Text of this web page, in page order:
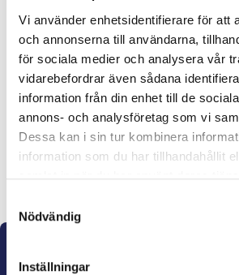
Vi använder enhetsidentifierare för att
och annonserna till användarna,
för sociala medier och analysera vår
vidarebefordrar även sådana
information från din enhet till de
annons- och analysföretag som vi
Dessa kan i sin tur kombinera
information som du har tillhandahållit
Nödvändig
Inställningar
Tiimille tehdyt
lahjoitukset